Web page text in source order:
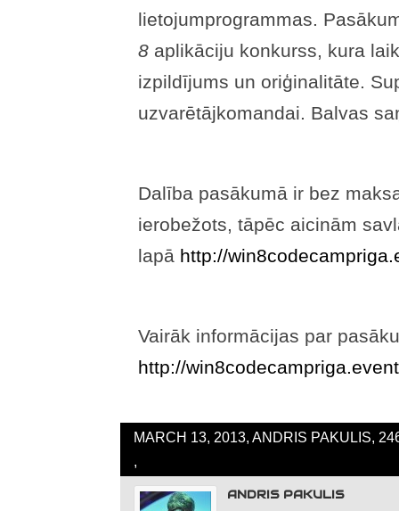
lietojumprogrammas.
8 aplikāciju konkurss, kura
izpildījums un oriģinalitāte.
uzvarētājkomandai. Balvas
Dalība pasākumā ir bez
ierobežots, tāpēc aicinām
lapā http://
Vairāk informācijas par
http://
MARCH 13, 2013, ANDRIS PAKULIS,
,
ANDRIS PAKULIS